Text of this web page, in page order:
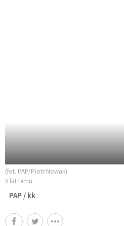
(fot. PAP/Piotr Nowak)
5 lat temu
PAP / kk